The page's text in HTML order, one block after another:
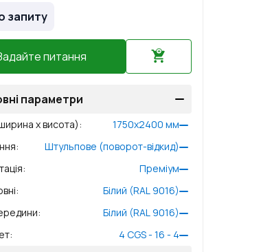
запиту
питання
параметри
x висота): 1750x2400 мм
:
Штульпове (поворот-відкид)
:
Преміум
:
Білий (RAL 9016)
:
Білий (RAL 9016)
: 4 CGS - 16 - 4